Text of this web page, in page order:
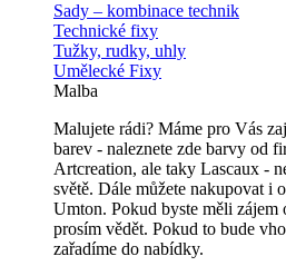
Sady – kombinace technik
Technické fixy
Tužky, rudky, uhly
Umělecké Fixy
Malba
Malujete rádi? Máme pro Vás
barev - naleznete zde barvy od
Artcreation, ale taky Lascaux -
světě. Dále můžete nakupovat i
Umton. Pokud byste měli zájem
prosím vědět. Pokud to bude
zařadíme do nabídky.